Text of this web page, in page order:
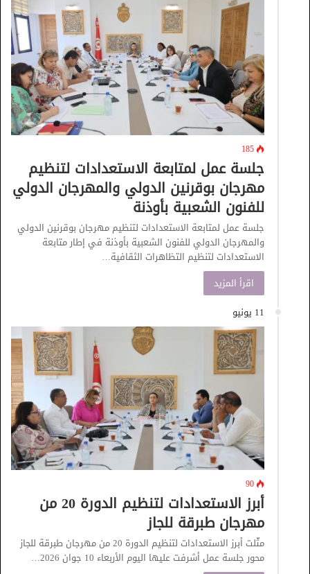
185
جلسة عمل لمتابعة الاستعدادات لتنظيم
مهرجان بوقرنين الدولي والمهرجان الدولي
للفنون الشعبية بأوذنة
جلسة عمل لمتابعة الاستعدادات لتنظيم مهرجان بوقرنين الدولي
والمهرجان الدولي للفنون الشعبية بأوذنة في إطار متابعة
الاستعدادات لتنظيم التظاهرات الثقافية…
اقرأ المزيد
11 يونيو
90
أبرز الاستعدادات لتنظيم الدورة 20 من
مهرجان طبرقة للجاز
مثّلت أبرز الاستعدادات لتنظيم الدورة 20 من مهرجان طبرقة للجاز
محور جلسة عمل أشرفت عليها اليوم الأربعاء 10 جوان 2026…